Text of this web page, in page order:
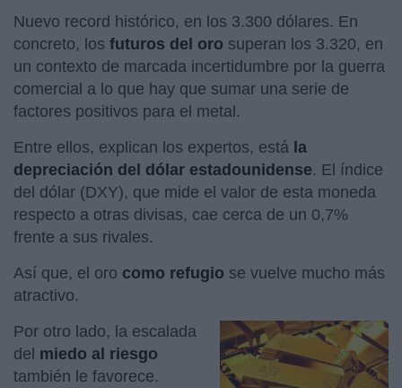
Nuevo record histórico, en los 3.300 dólares. En
concreto, los futuros del oro superan los 3.320, en
un contexto de marcada incertidumbre por la guerra
comercial a lo que hay que sumar una serie de
factores positivos para el metal.
Entre ellos, explican los expertos, está la
depreciación del dólar estadounidense. El índice
del dólar (DXY), que mide el valor de esta moneda
respecto a otras divisas, cae cerca de un 0,7%
frente a sus rivales.
Así que, el oro como refugio se vuelve mucho más
atractivo.
Por otro lado, la escalada
del miedo al riesgo
también le favorece.